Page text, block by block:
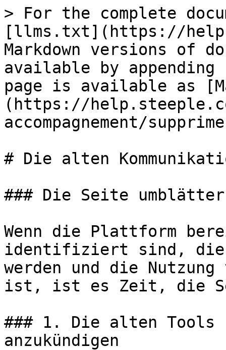
> For the complete
[llms.txt](https://
Markdown versions of
available by
page is available as
(https://
accompagnement/
# Die alten
### Die Seite
Wenn die Plattform
identifiziert sind, die
werden und die
ist, ist es Zeit, die
### 1. Die alten Tools
anzukündigen